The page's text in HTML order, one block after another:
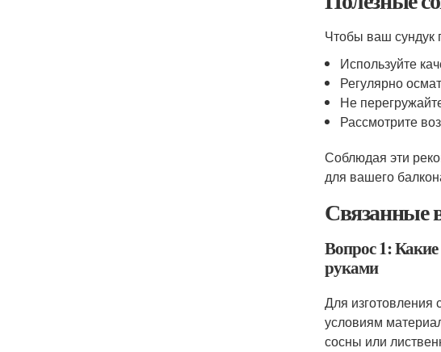
Чтобы ваш сундук
Используйте
Регулярно
Не
Рассмотрите
Соблюдая эти
для вашего
Связанные
Вопрос 1: Какие
руками
Для изготовления
условиям
сосны или